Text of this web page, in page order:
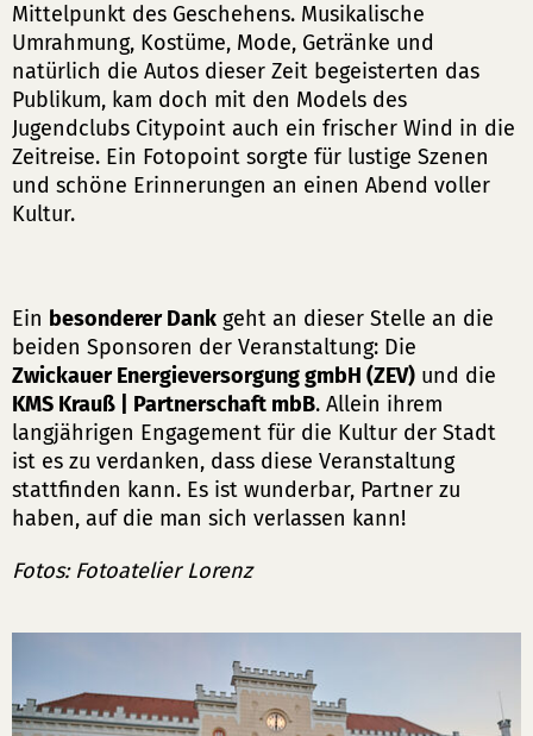
Mittelpunkt des Geschehens. Musikalische
Umrahmung, Kostüme, Mode, Getränke und
natürlich die Autos dieser Zeit begeisterten das
Publikum, kam doch mit den Models des
Jugendclubs Citypoint auch ein frischer Wind in die
Zeitreise. Ein Fotopoint sorgte für lustige Szenen
und schöne Erinnerungen an einen Abend voller
Kultur.
Ein besonderer Dank geht an dieser Stelle an die
beiden Sponsoren der Veranstaltung: Die
Zwickauer Energieversorgung gmbH (ZEV) und die
KMS Krauß | Partnerschaft mbB. Allein ihrem
langjährigen Engagement für die Kultur der Stadt
ist es zu verdanken, dass diese Veranstaltung
stattfinden kann. Es ist wunderbar, Partner zu
haben, auf die man sich verlassen kann!
Fotos: Fotoatelier Lorenz